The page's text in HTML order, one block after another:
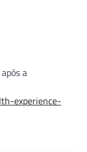
a
experience-